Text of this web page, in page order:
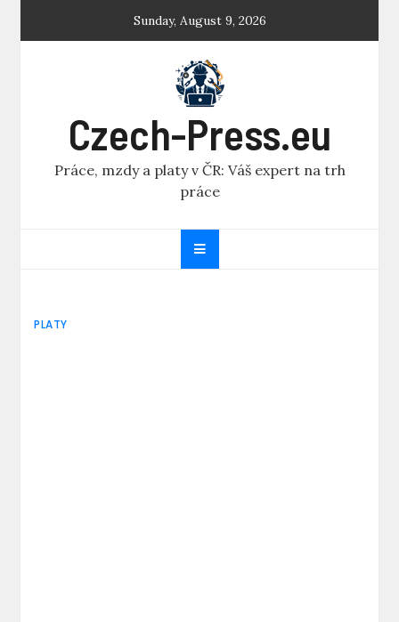
Sunday, August 9, 2026
Czech-Press.eu
Práce, mzdy a platy v ČR: Váš expert na trh
práce
PLATY